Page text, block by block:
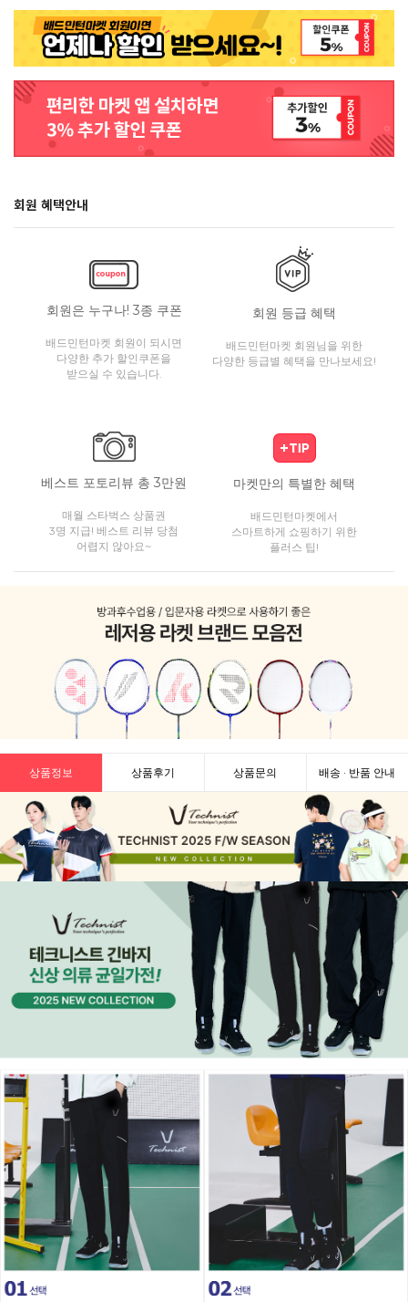
회원 혜택안내
회원은 누구나! 3종 쿠폰
배드민턴마켓 회원이 되시면
다양한 추가 할인쿠폰을
받으실 수 있습니다.
회원 등급 혜택
배드민턴마켓 회원님을 위한
다양한 등급별 혜택을 만나보세요!
베스트 포토리뷰 총 3만원
매월 스타벅스 상품권
3명 지급! 베스트 리뷰 당첨
어렵지 않아요~
마켓만의 특별한 혜택
배드민턴마켓에서
스마트하게 쇼핑하기 위한
플러스 팁!
상품정보 상품후기 상품문의 배송 · 반품 안내